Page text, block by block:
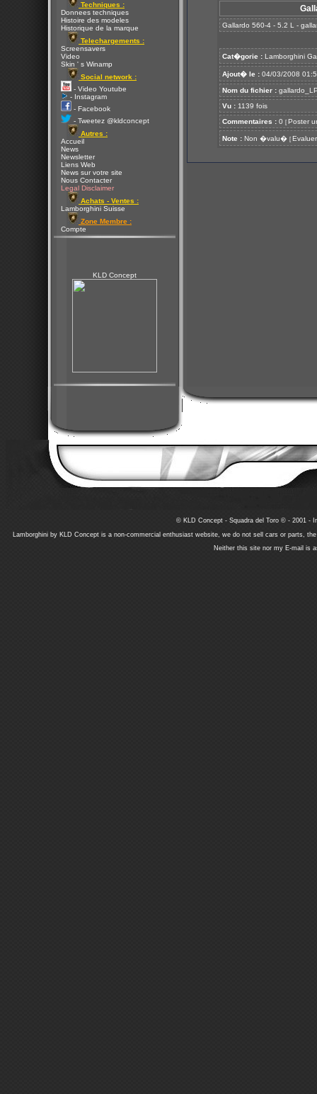
Techniques :
Donnees techniques
Histoire des modeles
Historique de la marque
Telechargements :
Screensavers
Video
Skin ' s Winamp
Social network :
- Video Youtube
- Instagram
- Facebook
- Tweetez @kldconcept
Autres :
Accueil
News
Newsletter
Liens Web
News sur votre site
Nous Contacter
Legal Disclaimer
Achats - Ventes :
Lamborghini Suisse
Zone Membre :
Compte
KLD Concept
Gallardo 560-4 - 5.2 L -
Cat�gorie : Lamborghini
Ajout� le : 04/03/2008
Nom du fichier :
Vu : 1139 fois
Commentaires : 0 [ Poster
Note : Non �valu� [ Evaluer
© KLD Concept - Squadra del Toro © - 2001 -
Lamborghini by KLD Concept is a non-commercial enthusiast website, we do not sell cars or parts,
Neither this site nor my E-mail is